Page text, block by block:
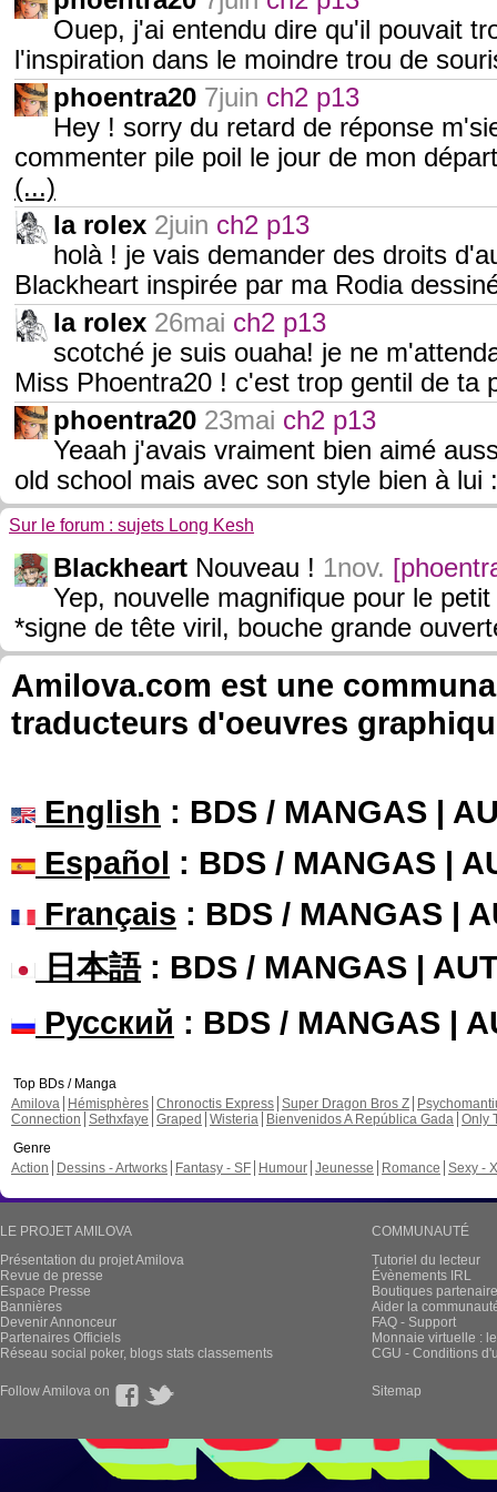
Ouep, j'ai entendu dire qu'il pouvait
l'inspiration dans le moindre trou de
phoentra20 7juin ch2 p13
Hey ! sorry du retard de réponse
commenter pile poil le jour de mon
(...)
la rolex 2juin ch2 p13
holà ! je vais demander des droits
Blackheart inspirée par ma Rodia
la rolex 26mai ch2 p13
scotché je suis ouaha! je ne
Miss Phoentra20 ! c'est trop gentil de ta
phoentra20 23mai ch2 p13
Yeaah j'avais vraiment bien aimé
old school mais avec son style bien à
Sur le forum : sujets Long Kesh
Blackheart Nouveau ! 1nov.
Yep, nouvelle magnifique pour le
*signe de tête viril, bouche grande
Amilova.com est une
traducteurs d'oeuvres
English : BDS / MANGAS |
Español : BDS / MANGAS |
Français : BDS / MANGAS |
日本語: BDS / MANGAS |
Русский : BDS / MANGAS |
Top BDs / Manga
Amilova
Hémisphères Chronoctis Express Super Dragon Bros Z
Connection Sethxfaye Graped Wisteria Bienvenidos A República Gada Only
Genre
Action
Dessins - Artworks Fantasy - SF Humour Jeunesse Romance Sexy -
LE PROJET AMILOVA
Présentation du projet Amilova
Revue de presse
Espace Presse
Bannières
Devenir Annonceur
Partenaires Officiels
Réseau social poker, blogs stats classements
COMMUNAUTÉ
Tutoriel du lecteur
Évènements IRL
Boutiques
Aider la
FAQ - Support
Monnaie virtuelle :
CGU - Conditions
Follow Amilova on Sitemap